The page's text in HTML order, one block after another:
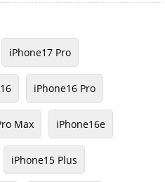
iPhone17 Pro
iPhone16 Pro
Max iPhone16e
iPhone15 Plus